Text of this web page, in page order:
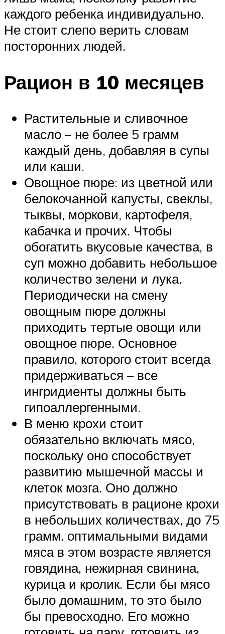
каждого ребенка индивидуально.
Не стоит слепо верить словам
посторонних людей.
Рацион в 10 месяцев
Растительные и сливочное
масло – не более 5 грамм
каждый день, добавляя в супы
или каши.
Овощное пюре: из цветной или
белокочанной капусты, свеклы,
тыквы, моркови, картофеля,
кабачка и прочих. Чтобы
обогатить вкусовые качества, в
суп можно добавить небольшое
количество зелени и лука.
Периодически на смену
овощным пюре должны
приходить тертые овощи или
овощное пюре. Основное
правило, которого стоит всегда
придерживаться – все
ингридиенты должны быть
гипоаллергенными.
В меню крохи стоит
обязательно включать мясо,
поскольку оно способствует
развитию мышечной массы и
клеток мозга. Оно должно
присутствовать в рационе крохи
в небольших количествах, до 75
грамм. оптимальными видами
мяса в этом возрасте является
говядина, нежирная свинина,
курица и кролик. Если бы мясо
было домашним, то это было
бы превосходно. Его можно